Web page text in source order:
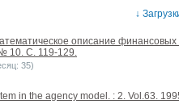
↓
описание финансовых
10. С. 119-129.
35)
in the agency model. : 2. Vol.63.